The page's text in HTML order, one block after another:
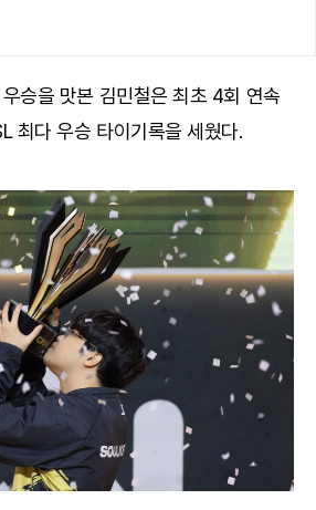
승을 맛본 김민철은 최초 4회 연속
최다 우승 타이기록을 세웠다.